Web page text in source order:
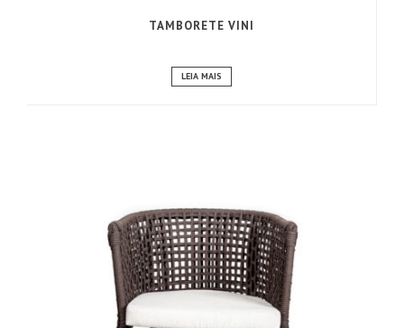
TAMBORETE VINI
LEIA MAIS